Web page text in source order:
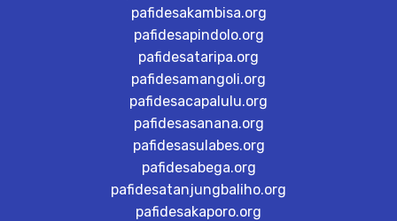
pafidesakambisa.org
pafidesapindolo.org
pafidesataripa.org
pafidesamangoli.org
pafidesacapalulu.org
pafidesasanana.org
pafidesasulabes.org
pafidesabega.org
pafidesatanjungbaliho.org
pafidesakaporo.org